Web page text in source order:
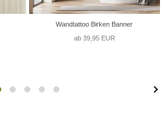
Wandtattoo Birken Banner
ab 39,95 EUR